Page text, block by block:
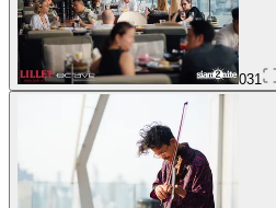
031